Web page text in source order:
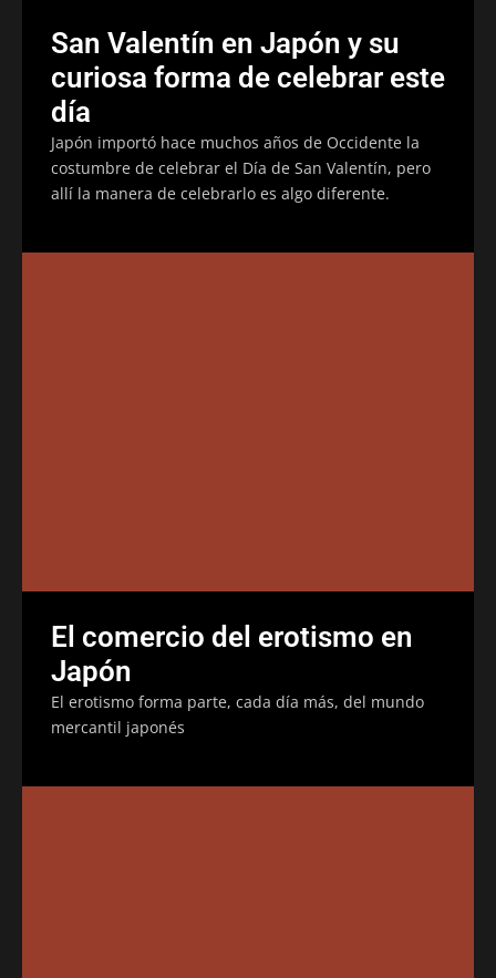
San Valentín en Japón y su
curiosa forma de celebrar este
día
Japón importó hace muchos años de Occidente la
costumbre de celebrar el Día de San Valentín, pero
allí la manera de celebrarlo es algo diferente.
El comercio del erotismo en
Japón
El erotismo forma parte, cada día más, del mundo
mercantil japonés